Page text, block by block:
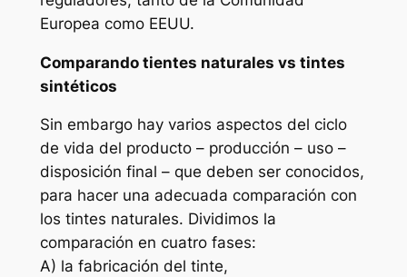
Europea como EEUU.
Comparando tientes naturales vs tintes
sintéticos
Sin embargo hay varios aspectos del ciclo
de vida del producto – producción – uso –
disposición final – que deben ser conocidos,
para hacer una adecuada comparación con
los tintes naturales. Dividimos la
comparación en cuatro fases:
A) la fabricación del tinte,